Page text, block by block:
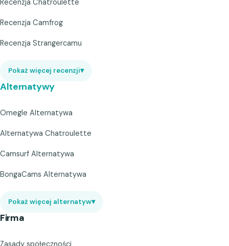
Recenzja Chatroulette
Recenzja Camfrog
Recenzja Strangercamu
Pokaż więcej recenzji▾
Alternatywy
Omegle Alternatywa
Alternatywa Chatroulette
Camsurf Alternatywa
BongaCams Alternatywa
Pokaż więcej alternatyw▾
Firma
Zasady społeczności